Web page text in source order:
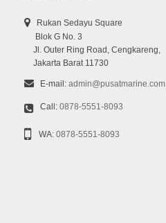
Rukan Sedayu Square
Blok G No. 3
Jl. Outer Ring Road, Cengkareng,
Jakarta Barat 11730
E-mail: admin@pusatmarine.com
Call: 0878-5551-8093
WA: 0878-5551-8093